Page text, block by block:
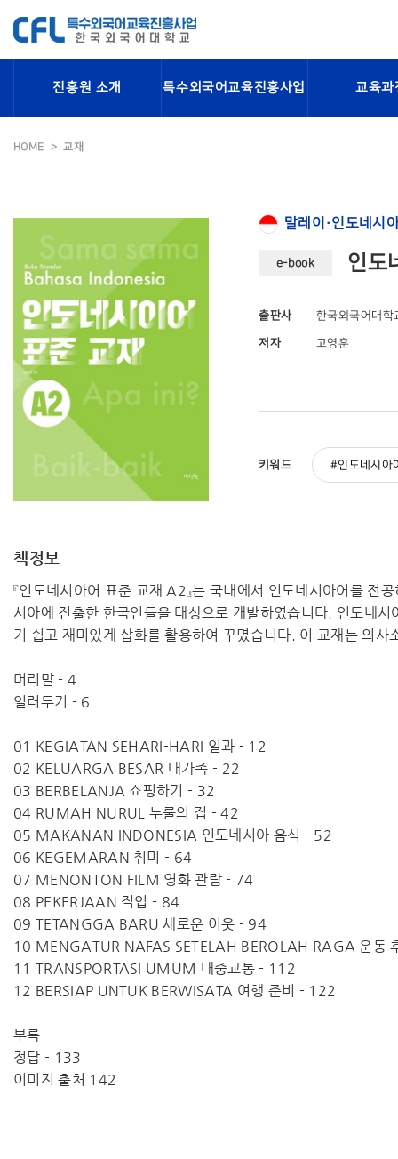
진흥원 소개 특수외국어교육진흥사업 교육과
HOME 교재
말레이·인도네시
e-book 인도
출판사 한국외국어대학
저자 고영훈
키워드 인도네시아
책정보
『인도네시아어 표준 교재 A2』는 국내에서 인도네시아어를
시아에 진출한 한국인들을 대상으로 개발하였습니다. 인도네
기 쉽고 재미있게 삽화를 활용하여 꾸몄습니다. 이 교재는 의
머리말 - 4
일러두기 - 6
01 KEGIATAN SEHARI-HARI 일과 - 12
02 KELUARGA BESAR 대가족 - 22
03 BERBELANJA 쇼핑하기 - 32
04 RUMAH NURUL 누룰의 집 - 42
05 MAKANAN INDONESIA 인도네시아 음식 - 52
06 KEGEMARAN 취미 - 64
07 MENONTON FILM 영화 관람 - 74
08 PEKERJAAN 직업 - 84
09 TETANGGA BARU 새로운 이웃 - 94
10 MENGATUR NAFAS SETELAH BEROLAH RAGA 운동
11 TRANSPORTASI UMUM 대중교통 - 112
12 BERSIAP UNTUK BERWISATA 여행 준비 - 122
부록
정답 - 133
이미지 출처 142